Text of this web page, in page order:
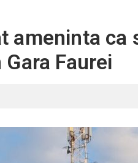
ameninta ca
Faurei